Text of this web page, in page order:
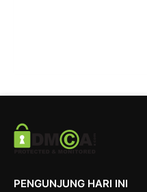
PENGUNJUNG HARI INI